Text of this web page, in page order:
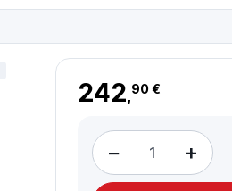
242,90 €
− +